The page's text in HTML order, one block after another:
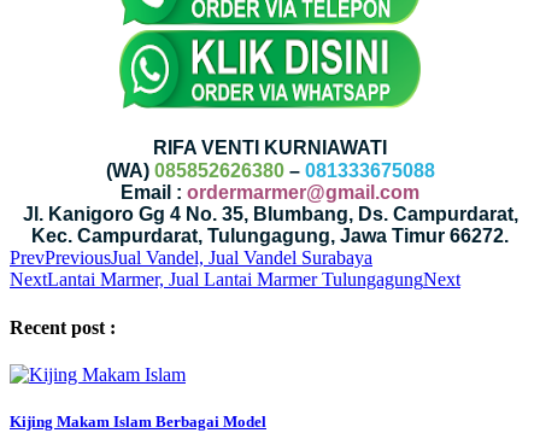
RIFA VENTI KURNIAWATI
(WA) 085852626380– 081333675088
Email : ordermarmer@gmail.com
Jl. Kanigoro Gg 4 No. 35, Blumbang, Ds. Campurdarat,
Kec. Campurdarat, Tulungagung, Jawa Timur 66272.
PrevPreviousJual Vandel, Jual Vandel Surabaya
NextLantai Marmer, Jual Lantai Marmer TulungagungNext
Recent post :
Kijing Makam Islam Berbagai Model